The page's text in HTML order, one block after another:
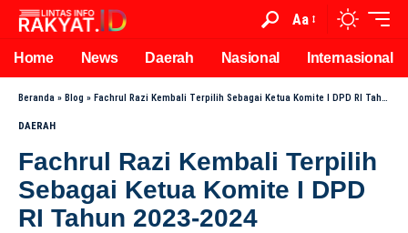
Aa
Home News Daerah Nasional Internasional
Beranda » Blog » Fachrul Razi Kembali Terpilih Sebagai Ketua Komite I DPD RI Tahun 2023-2024
DAERAH
Fachrul Razi Kembali Terpilih
Sebagai Ketua Komite I DPD
RI Tahun 2023-2024